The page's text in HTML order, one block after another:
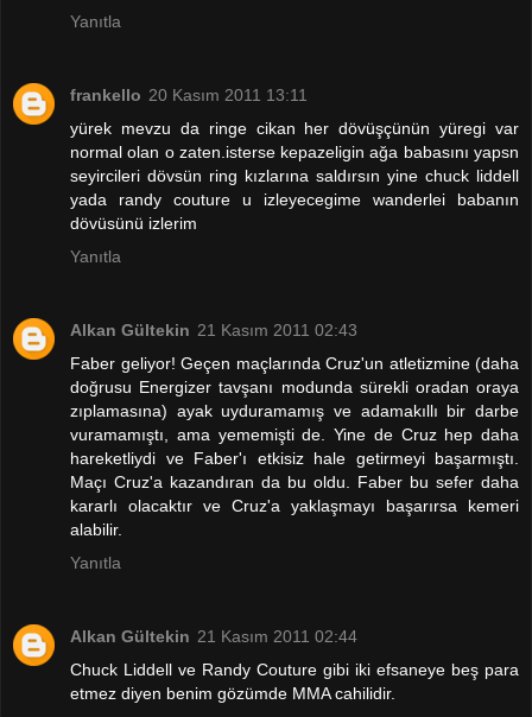
Yanıtla
frankello 20 Kasım 2011 13:11
yürek mevzu da ringe cikan her dövüşçünün yüregi var
normal olan o zaten.isterse kepazeligin ağa babasını yapsn
seyircileri dövsün ring kızlarına saldırsın yine chuck liddell
yada randy couture u izleyecegime wanderlei babanın
dövüsünü izlerim
Yanıtla
Alkan Gültekin 21 Kasım 2011 02:43
Faber geliyor! Geçen maçlarında Cruz'un atletizmine (daha
doğrusu Energizer tavşanı modunda sürekli oradan oraya
zıplamasına) ayak uyduramamış ve adamakıllı bir darbe
vuramamıştı, ama yememişti de. Yine de Cruz hep daha
hareketliydi ve Faber'ı etkisiz hale getirmeyi başarmıştı.
Maçı Cruz'a kazandıran da bu oldu. Faber bu sefer daha
kararlı olacaktır ve Cruz'a yaklaşmayı başarırsa kemeri
alabilir.
Yanıtla
Alkan Gültekin 21 Kasım 2011 02:44
Chuck Liddell ve Randy Couture gibi iki efsaneye beş para
etmez diyen benim gözümde MMA cahilidir.